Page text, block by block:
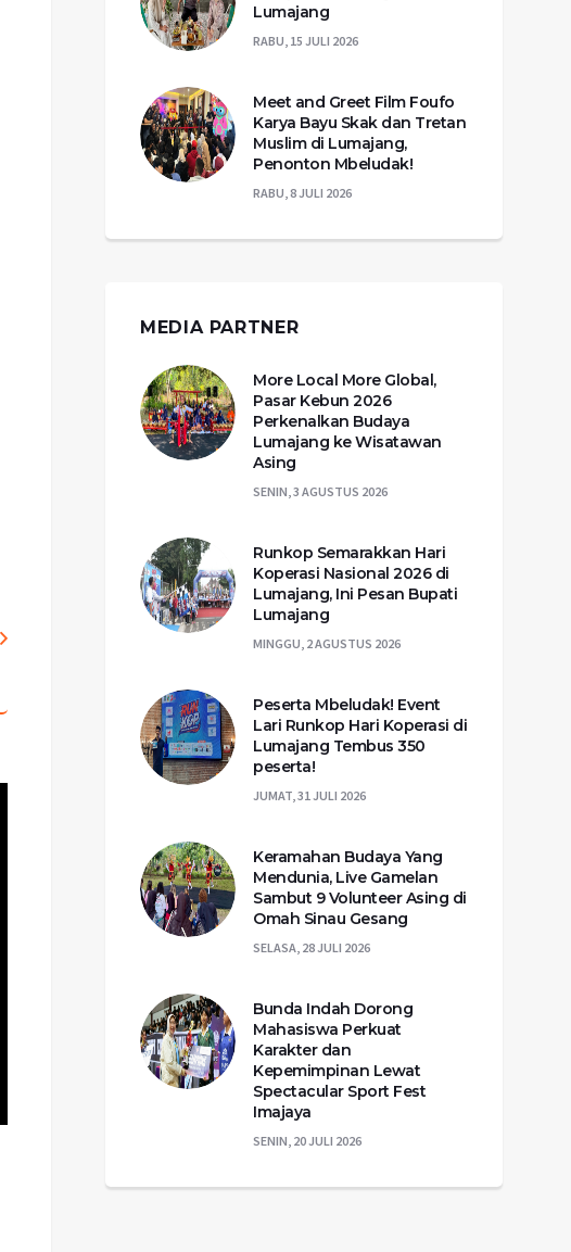
Lumajang
RABU, 15 JULI 2026
Meet and Greet Film Foufo
Karya Bayu Skak dan Tretan
Muslim di Lumajang,
Penonton Mbeludak!
RABU, 8 JULI 2026
MEDIA PARTNER
More Local More Global,
Pasar Kebun 2026
Perkenalkan Budaya
Lumajang ke Wisatawan
Asing
SENIN, 3 AGUSTUS 2026
Runkop Semarakkan Hari
Koperasi Nasional 2026 di
Lumajang, Ini Pesan Bupati
Lumajang
MINGGU, 2 AGUSTUS 2026
Peserta Mbeludak! Event
Lari Runkop Hari Koperasi di
Lumajang Tembus 350
peserta!
JUMAT, 31 JULI 2026
Keramahan Budaya Yang
Mendunia, Live Gamelan
Sambut 9 Volunteer Asing di
Omah Sinau Gesang
SELASA, 28 JULI 2026
Bunda Indah Dorong
Mahasiswa Perkuat
Karakter dan
Kepemimpinan Lewat
Spectacular Sport Fest
Imajaya
SENIN, 20 JULI 2026